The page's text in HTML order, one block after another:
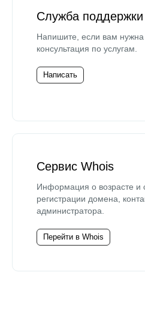
Служба поддержки
Напишите, если вам
консультация по услугам.
Написать
Сервис Whois
Информация о возрасте и
регистрации домена,
администратора.
Перейти в Whois